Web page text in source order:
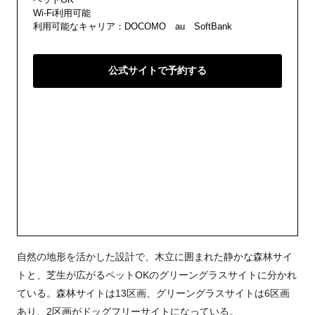
Wi-Fi利用可能
利用可能なキャリア：DOCOMO au SoftBank
公式サイトで予約する
自然の地形を活かした設計で、木立に囲まれた静かな森林サイ
トと、芝生が広がるペットOKのグリーングラスサイトに分かれ
ている。森林サイトは13区画、グリーングラスサイトは6区画
あり、2区画がドッグフリーサイトになっている。